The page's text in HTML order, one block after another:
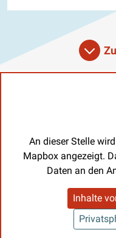
An dieser Stelle
Mapbox angezeigt.
Daten an den
Inhalte